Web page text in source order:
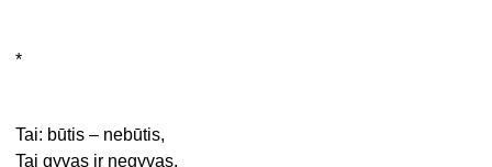
*
Tai: būtis – nebūtis,
Tai gyvas ir negyvas.